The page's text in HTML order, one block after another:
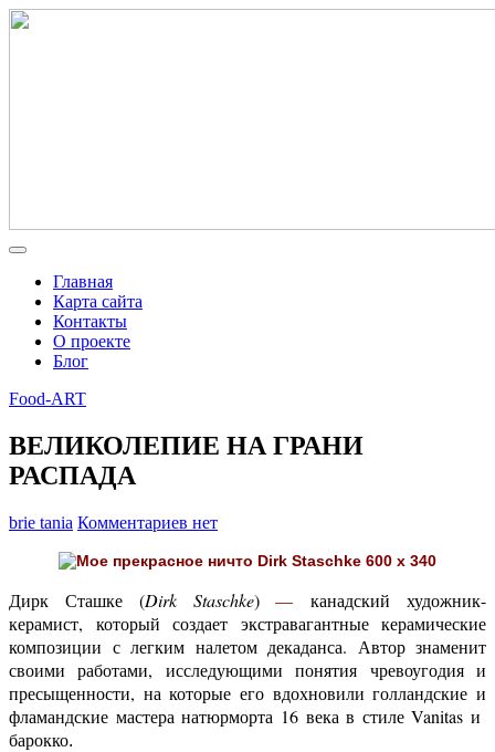
Главная
Карта сайта
Контакты
О проекте
Блог
Food-ART
ВЕЛИКОЛЕПИЕ НА ГРАНИ
РАСПАДА
brie tania Комментариев нет
Дирк Сташке (Dirk Staschke)— канадский художник-
керамист, который создает экстравагантные керамические
композиции с легким налетом декаданса. Автор знаменит
своими работами, исследующими понятия чревоугодия и
пресыщенности, на которые его вдохновили голландские и
фламандские мастера натюрморта 16 века в стиле Vanitas и
барокко.